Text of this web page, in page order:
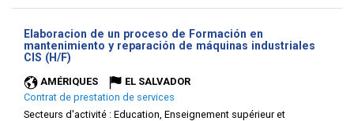
Elaboracion de un proceso de Formación en
mantenimiento y reparación de máquinas industriales
CIS (H/F)
AMÉRIQUES
EL SALVADOR
Contrat de prestation de services
Secteurs d'activité : Education, Enseignement supérieur et